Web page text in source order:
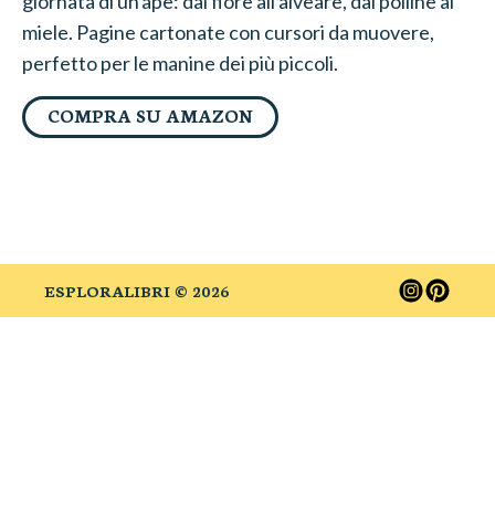
miele. Pagine cartonate con cursori da muovere,
perfetto per le manine dei più piccoli.
COMPRA SU AMAZON
ESPLORALIBRI © 2026